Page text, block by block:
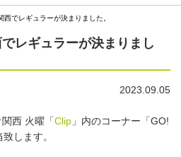
でレギュラーが決まりました。
レギュラーが決まりまし
2023.09.05
西 火曜「Clip 」内のコーナー「GO!
します。